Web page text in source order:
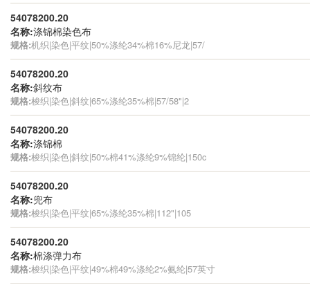
54078200.20
名称:涤锦棉染色布
规格:机织|染色|平纹|50%涤纶34%棉16%尼龙|57/
54078200.20
名称:斜纹布
规格:梭织|染色|斜纹|65%涤纶35%棉|57/58"|2
54078200.20
名称:涤锦棉
规格:梭织|染色|斜纹|50%棉41%涤纶9%锦纶|150c
54078200.20
名称:兜布
规格:梭织|染色|平纹|65%涤纶35%棉|112"|105
54078200.20
名称:棉涤弹力布
规格:梭织|染色|平纹|49%棉49%涤纶2%氨纶|57英寸